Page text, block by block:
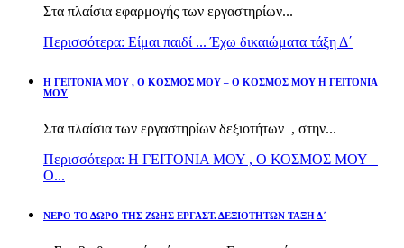
Στα πλαίσια εφαρμογής των εργαστηρίων...
Περισσότερα: Είμαι παιδί ... Έχω δικαιώματα τάξη Δ΄
Η ΓΕΙΤΟΝΙΑ ΜΟΥ , Ο ΚΟΣΜΟΣ ΜΟΥ – Ο ΚΟΣΜΟΣ ΜΟΥ Η ΓΕΙΤΟΝΙΑ
ΜΟΥ
Στα πλαίσια των εργαστηρίων δεξιοτήτων , στην...
Περισσότερα: Η ΓΕΙΤΟΝΙΑ ΜΟΥ , Ο ΚΟΣΜΟΣ ΜΟΥ –
Ο...
ΝΕΡΟ ΤΟ ΔΩΡΟ ΤΗΣ ΖΩΗΣ ΕΡΓΑΣΤ. ΔΕΞΙΟΤΗΤΩΝ ΤΑΞΗ Δ΄